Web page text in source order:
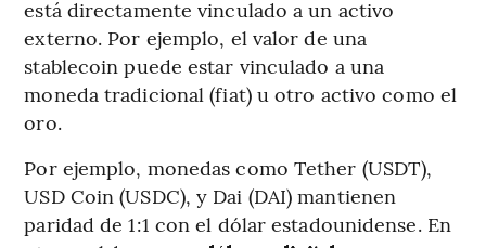
está directamente vinculado a un activo
externo. Por ejemplo, el valor de una
stablecoin puede estar vinculado a una
moneda tradicional (fiat) u otro activo como el
oro.
Por ejemplo, monedas como Tether (USDT),
USD Coin (USDC), y Dai (DAI) mantienen
paridad de 1:1 con el dólar estadounidense. En